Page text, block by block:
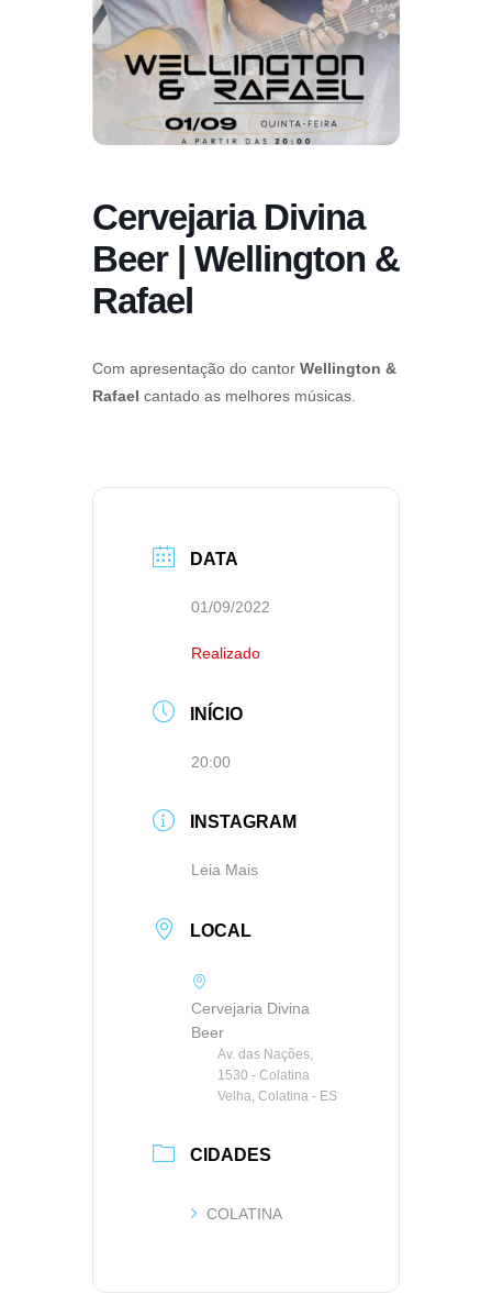
Cervejaria Divina
Beer | Wellington &
Rafael
Com apresentação do cantor Wellington &
Rafael cantado as melhores músicas.
DATA
01/09/2022
Realizado
INÍCIO
20:00
INSTAGRAM
Leia Mais
LOCAL
Cervejaria Divina
Beer
Av. das Nações,
1530 - Colatina
Velha, Colatina - ES
CIDADES
COLATINA